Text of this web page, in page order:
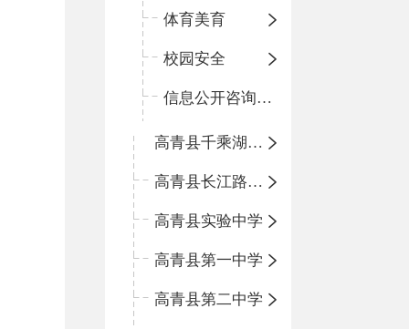
体育美育
校园安全
信息公开咨询指南
高青县千乘湖小学
高青县长江路小学
高青县实验中学
高青县第一中学
高青县第二中学